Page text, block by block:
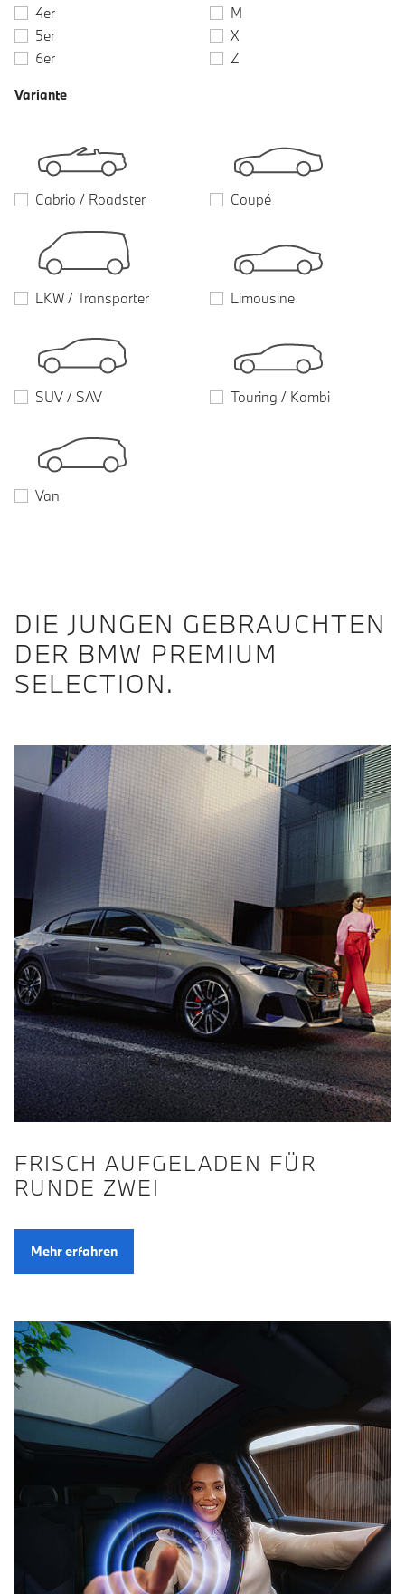
4er
5er
6er
M
X
Z
Variante
Cabrio / Roadster Coupé
LKW / Transporter Limousine
SUV / SAV Touring / Kombi
Van
DIE JUNGEN GEBRAUCHTEN
DER BMW PREMIUM
SELECTION.
FRISCH AUFGELADEN FÜR
RUNDE ZWEI
Mehr erfahren